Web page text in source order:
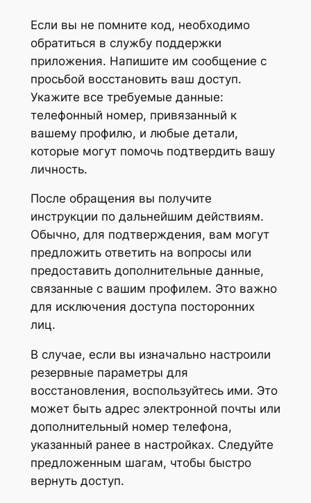
Если вы не помните код, необходимо
обратиться в службу поддержки
приложения. Напишите им сообщение с
просьбой восстановить ваш доступ.
Укажите все требуемые данные:
телефонный номер, привязанный к
вашему профилю, и любые детали,
которые могут помочь подтвердить вашу
личность.
После обращения вы получите
инструкции по дальнейшим действиям.
Обычно, для подтверждения, вам могут
предложить ответить на вопросы или
предоставить дополнительные данные,
связанные с вашим профилем. Это важно
для исключения доступа посторонних
лиц.
В случае, если вы изначально настроили
резервные параметры для
восстановления, воспользуйтесь ими. Это
может быть адрес электронной почты или
дополнительный номер телефона,
указанный ранее в настройках. Следуйте
предложенным шагам, чтобы быстро
вернуть доступ.